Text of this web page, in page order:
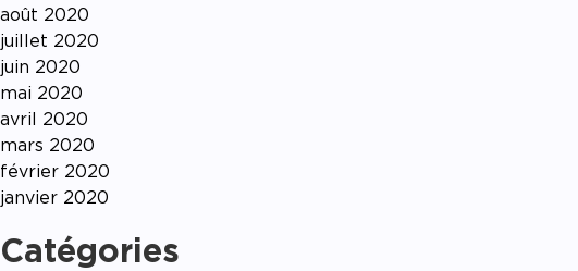
août 2020
juillet 2020
juin 2020
mai 2020
avril 2020
mars 2020
février 2020
janvier 2020
Catégories